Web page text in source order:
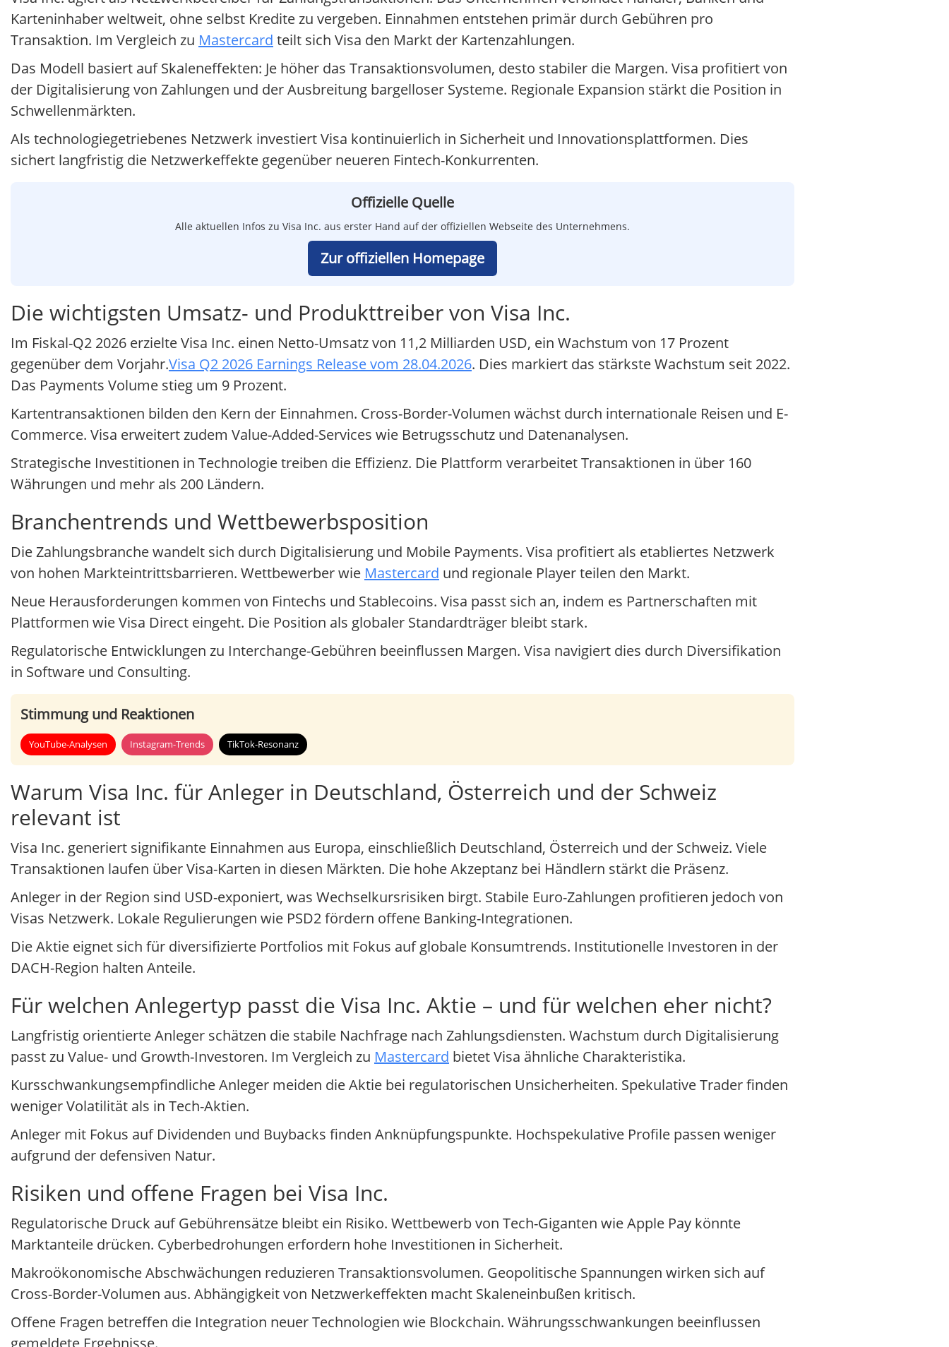
Karteninhaber weltweit, ohne selbst Kredite zu vergeben. Einnahmen entstehen primär durch Gebühren pro
Transaktion. Im Vergleich zu Mastercard teilt sich Visa den Markt der Kartenzahlungen.
Das Modell basiert auf Skaleneffekten: Je höher das Transaktionsvolumen, desto stabiler die Margen. Visa profitiert von
der Digitalisierung von Zahlungen und der Ausbreitung bargelloser Systeme. Regionale Expansion stärkt die Position in
Schwellenmärkten.
Als technologiegetriebenes Netzwerk investiert Visa kontinuierlich in Sicherheit und Innovationsplattformen. Dies
sichert langfristig die Netzwerkeffekte gegenüber neueren Fintech-Konkurrenten.
Offizielle Quelle
Alle aktuellen Infos zu Visa Inc. aus erster Hand auf der offiziellen Webseite des Unternehmens.
Zur offiziellen Homepage
Die wichtigsten Umsatz- und Produkttreiber von Visa Inc.
Im Fiskal-Q2 2026 erzielte Visa Inc. einen Netto-Umsatz von 11,2 Milliarden USD, ein Wachstum von 17 Prozent
gegenüber dem Vorjahr.Visa Q2 2026 Earnings Release vom 28.04.2026. Dies markiert das stärkste Wachstum seit 2022.
Das Payments Volume stieg um 9 Prozent.
Kartentransaktionen bilden den Kern der Einnahmen. Cross-Border-Volumen wächst durch internationale Reisen und E-
Commerce. Visa erweitert zudem Value-Added-Services wie Betrugsschutz und Datenanalysen.
Strategische Investitionen in Technologie treiben die Effizienz. Die Plattform verarbeitet Transaktionen in über 160
Währungen und mehr als 200 Ländern.
Branchentrends und Wettbewerbsposition
Die Zahlungsbranche wandelt sich durch Digitalisierung und Mobile Payments. Visa profitiert als etabliertes Netzwerk
von hohen Markteintrittsbarrieren. Wettbewerber wie Mastercard und regionale Player teilen den Markt.
Neue Herausforderungen kommen von Fintechs und Stablecoins. Visa passt sich an, indem es Partnerschaften mit
Plattformen wie Visa Direct eingeht. Die Position als globaler Standardträger bleibt stark.
Regulatorische Entwicklungen zu Interchange-Gebühren beeinflussen Margen. Visa navigiert dies durch Diversifikation
in Software und Consulting.
Stimmung und Reaktionen
YouTube-Analysen Instagram-Trends TikTok-Resonanz
Warum Visa Inc. für Anleger in Deutschland, Österreich und der Schweiz
relevant ist
Visa Inc. generiert signifikante Einnahmen aus Europa, einschließlich Deutschland, Österreich und der Schweiz. Viele
Transaktionen laufen über Visa-Karten in diesen Märkten. Die hohe Akzeptanz bei Händlern stärkt die Präsenz.
Anleger in der Region sind USD-exponiert, was Wechselkursrisiken birgt. Stabile Euro-Zahlungen profitieren jedoch von
Visas Netzwerk. Lokale Regulierungen wie PSD2 fördern offene Banking-Integrationen.
Die Aktie eignet sich für diversifizierte Portfolios mit Fokus auf globale Konsumtrends. Institutionelle Investoren in der
DACH-Region halten Anteile.
Für welchen Anlegertyp passt die Visa Inc. Aktie – und für welchen eher nicht?
Langfristig orientierte Anleger schätzen die stabile Nachfrage nach Zahlungsdiensten. Wachstum durch Digitalisierung
passt zu Value- und Growth-Investoren. Im Vergleich zu Mastercard bietet Visa ähnliche Charakteristika.
Kursschwankungsempfindliche Anleger meiden die Aktie bei regulatorischen Unsicherheiten. Spekulative Trader finden
weniger Volatilität als in Tech-Aktien.
Anleger mit Fokus auf Dividenden und Buybacks finden Anknüpfungspunkte. Hochspekulative Profile passen weniger
aufgrund der defensiven Natur.
Risiken und offene Fragen bei Visa Inc.
Regulatorische Druck auf Gebührensätze bleibt ein Risiko. Wettbewerb von Tech-Giganten wie Apple Pay könnte
Marktanteile drücken. Cyberbedrohungen erfordern hohe Investitionen in Sicherheit.
Makroökonomische Abschwächungen reduzieren Transaktionsvolumen. Geopolitische Spannungen wirken sich auf
Cross-Border-Volumen aus. Abhängigkeit von Netzwerkeffekten macht Skaleneinbußen kritisch.
Offene Fragen betreffen die Integration neuer Technologien wie Blockchain. Währungsschwankungen beeinflussen